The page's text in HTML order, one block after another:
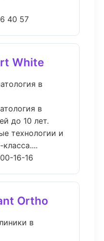
40 57
White
в
в
до 10 лет.
технологии и
16-16
Ortho
в